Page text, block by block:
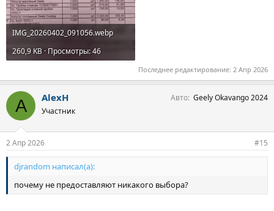
IMG_20260402_091056.webp
260,9 KB · Просмотры: 46
Последнее редактирование: 2 Апр 2026
A AlexH
Участник
Авто Geely Okavango 2024
2 Апр 2026 #15
djrandom написал(а):
почему не предоставляют никакого выбора?